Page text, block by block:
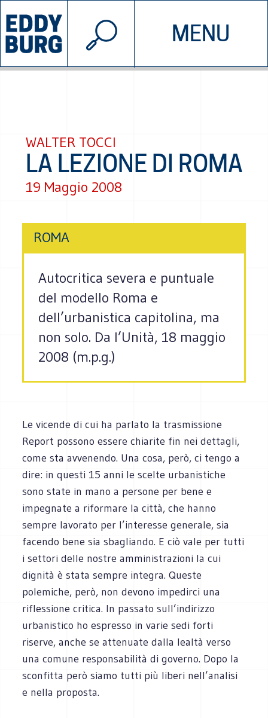
MENU
INIZIATIVE CHI SIAMO
© 2026 EDDYBURG
WALTER TOCCI
LA LEZIONE DI ROMA
19 Maggio 2008
ROMA
Autocritica severa e puntuale
del modello Roma e
dell’urbanistica capitolina, ma
non solo. Da l’Unità, 18 maggio
2008 (m.p.g.)
Le vicende di cui ha parlato la trasmissione
Report possono essere chiarite fin nei dettagli,
come sta avvenendo. Una cosa, però, ci tengo a
dire: in questi 15 anni le scelte urbanistiche
sono state in mano a persone per bene e
impegnate a riformare la città, che hanno
sempre lavorato per l’interesse generale, sia
facendo bene sia sbagliando. E ciò vale per tutti
i settori delle nostre amministrazioni la cui
dignità è stata sempre integra. Queste
polemiche, però, non devono impedirci una
riflessione critica. In passato sull’indirizzo
urbanistico ho espresso in varie sedi forti
riserve, anche se attenuate dalla lealtà verso
una comune responsabilità di governo. Dopo la
sconfitta però siamo tutti più liberi nell’analisi
e nella proposta.